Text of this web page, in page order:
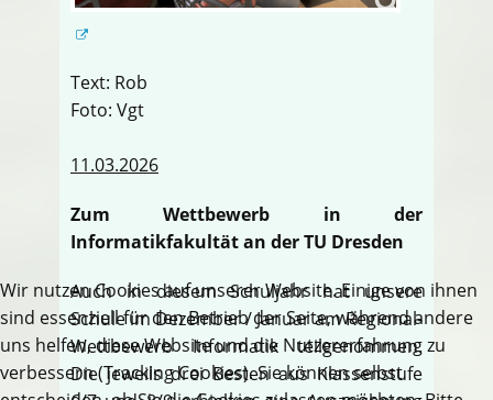
Text: Rob
Foto: Vgt
11.03.2026
Zum Wettbewerb in der
Informatikfakultät an der TU Dresden
Auch in diesem Schuljahr hat unsere
Schule im Dezember / Januar am Regional-
Wettbewerb Informatik teilgenommen.
Die jeweils drei Besten aus Klassenstufe
Wir nutzen Cookies auf unserer Website. Einige von ihnen
sind essenziell für den Betrieb der Seite, während andere
uns helfen, diese Website und die Nutzererfahrung zu
verbessern (Tracking Cookies). Sie können selbst